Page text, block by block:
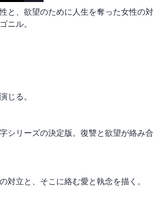
と、欲望のために人生を奪った女性の対
ニル。
じる。
シリーズの決定版。復讐と欲望が絡み合
対立と、そこに絡む愛と執念を描く。